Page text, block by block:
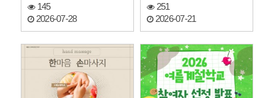
145
2026-07-28
251
2026-07-21